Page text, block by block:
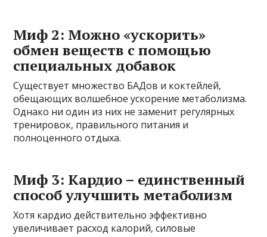
Миф 2: Можно «ускорить»
обмен веществ с помощью
специальных добавок
Существует множество БАДов и коктейлей,
обещающих волшебное ускорение метаболизма.
Однако ни один из них не заменит регулярных
тренировок, правильного питания и
полноценного отдыха.
Миф 3: Кардио – единственный
способ улучшить метаболизм
Хотя кардио действительно эффективно
увеличивает расход калорий, силовые